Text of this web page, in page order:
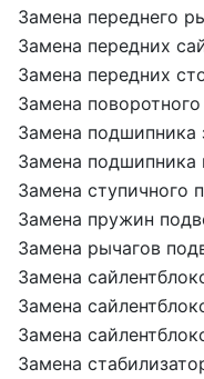
Замена переднего
Замена передних
Замена передних
Замена поворотного
Замена подшипника
Замена подшипника
Замена ступичного
Замена пружин
Замена рычагов
Замена
Замена
Замена
Замена